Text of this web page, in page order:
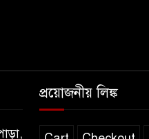
প্রয়োজনীয় লিঙ্ক